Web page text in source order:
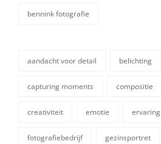
bennink fotografie
aandacht voor detail belichting
capturing moments compositie
creativiteit emotie ervaring
fotografiebedrijf gezinsportret